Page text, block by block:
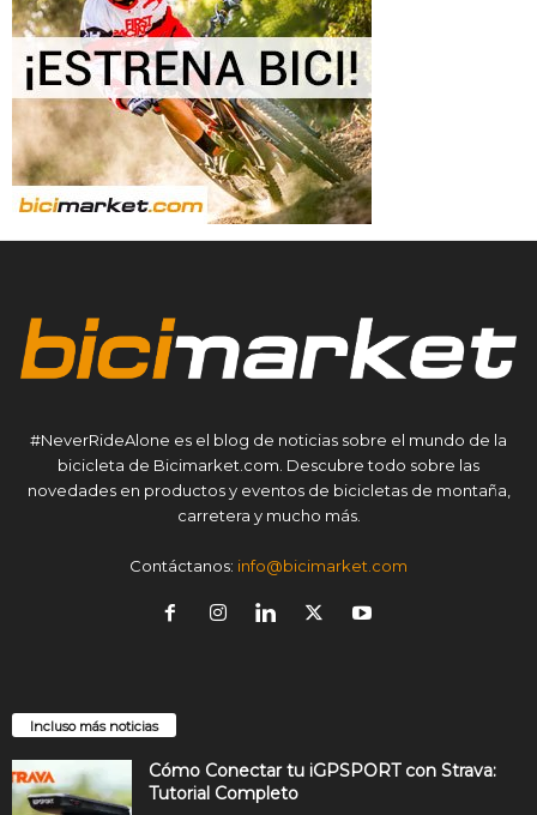
#NeverRideAlone es el blog de noticias sobre el mundo de la
bicicleta de Bicimarket.com. Descubre todo sobre las
novedades en productos y eventos de bicicletas de montaña,
carretera y mucho más.
Contáctanos: info@bicimarket.com
Incluso más noticias
Cómo Conectar tu iGPSPORT con Strava:
Tutorial Completo